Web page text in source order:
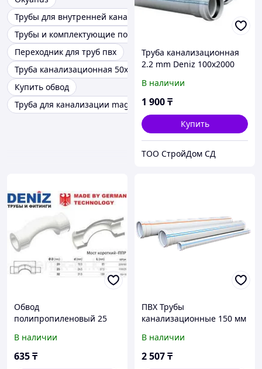
Трубы для внутренней канализации ПВХ
Трубы и комплектующие полипропилен
Переходник для труб пвх
Труба канализационная 50х2
Купить обвод
Труба для канализации magnaplast 50/500
Труба канализационная
2.2 mm Deniz 100х2000
В наличии
1 900₸
Купить
TOO CтpoйДoм CД
Обвод
полипропиленовый 25
В наличии
635₸
ПВХ Трубы
канализационные 150 мм
(полметровые)
В наличии
2 507₸